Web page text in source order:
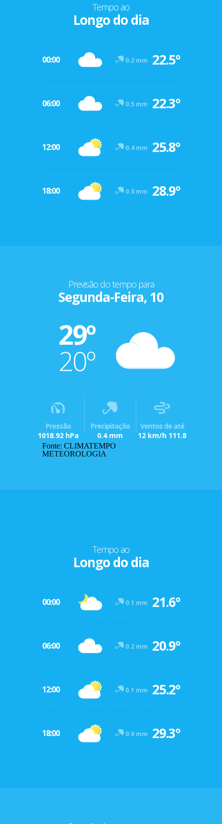
Tempo ao
Longo do dia
00:00 0.2 mm 22.5º
06:00 0.5 mm 22.3º
12:00 0.4 mm 25.8º
18:00 0.0 mm 28.9º
Previsão do tempo para
Segunda-Feira, 10
29º
20º
Pressão
1018.92 hPa
Precipitação
0.4 mm
Ventos de até
12 km/h 111.8
Fonte: CLIMATEMPO
METEOROLOGIA
Tempo ao
Longo do dia
00:00 0.1 mm 21.6º
06:00 0.2 mm 20.9º
12:00 0.1 mm 25.2º
18:00 0.0 mm 29.3º